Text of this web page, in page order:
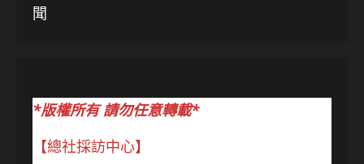
聞
*版權所有 請勿任意轉載*
【總社採訪中心】